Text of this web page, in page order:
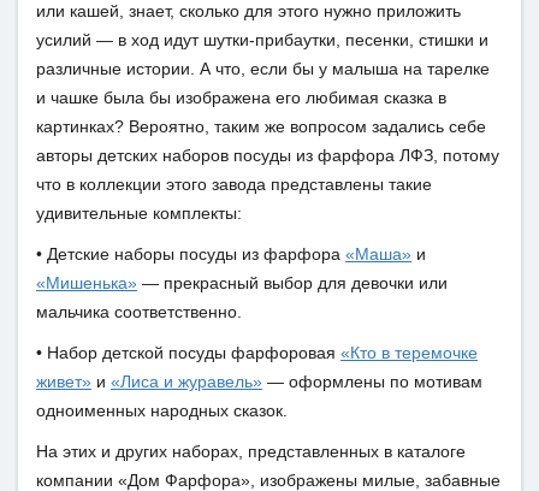
или кашей, знает, сколько для этого нужно приложить
усилий — в ход идут шутки-прибаутки, песенки, стишки и
различные истории. А что, если бы у малыша на тарелке
и чашке была бы изображена его любимая сказка в
картинках? Вероятно, таким же вопросом задались себе
авторы детских наборов посуды из фарфора ЛФЗ, потому
что в коллекции этого завода представлены такие
удивительные комплекты:
• Детские наборы посуды из фарфора «Маша» и
«Мишенька» — прекрасный выбор для девочки или
мальчика соответственно.
• Набор детской посуды фарфоровая «Кто в теремочке
живет» и «Лиса и журавель» — оформлены по мотивам
одноименных народных сказок.
На этих и других наборах, представленных в каталоге
компании «Дом Фарфора», изображены милые, забавные